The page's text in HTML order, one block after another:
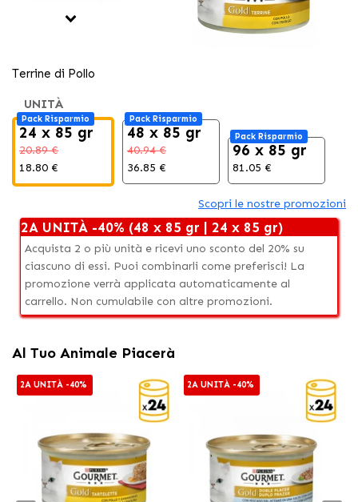
Terrine di Pollo
UNITÀ
Pack Risparmio
24 x 85 gr
20.89 €
18.80 €
Pack Risparmio
48 x 85 gr
40.94 €
36.85 €
Pack Risparmio
96 x 85 gr
81.05 €
Scopri le nostre promozioni
2A UNITÀ -40% (48 x 85 gr | 24 x 85 gr)
Acquista 2 o più unità e ricevi uno sconto del 20% su
ciascuno di essi. Puoi combinarli come preferisci! La
promozione verrà applicata automaticamente al
carrello. Non cumulabile con altre promozioni.
Al Tuo Animale Piacerà
2A UNITÀ -40% 2A UNITÀ -40%